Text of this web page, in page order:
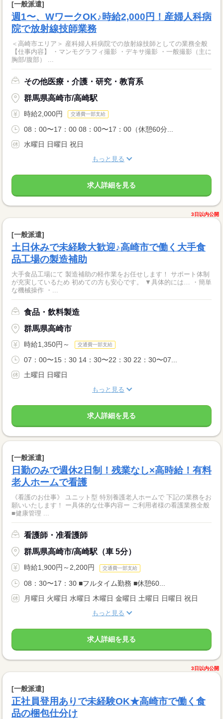
[一般派遣]
週1〜、WワークOK♪時給2,000円！産婦人科病
院で放射線技師業務
＜高崎市エリア＞ 産科婦人科病院での放射線技師としての業務全般
【仕事内容】 ・マンモグラフィ撮影 ・デキサ撮影 ・一般撮影（主に
胸部/腹部） ...
その他医療・介護・研究・教育系
群馬県高崎市/高崎駅
時給2,000円 交通費一部支給
08：00〜17：00 08：00〜17：00（休憩60分...
水曜日 日曜日 祝日
もっと見る
求人詳細を見る
3日以内公開
[一般派遣]
土日休みで未経験大歓迎♪高崎市で働く大手食
品工場の製造補助
大手食品工場にて 製造補助の軽作業をお任せします！ サポート体制
が充実しているため 初めての方も安心です。 ▼具体的には… ・簡単
な機械操作 ・...
食品・飲料製造
群馬県高崎市
時給1,350円～ 交通費一部支給
07：00〜15：30 14：30〜22：30 22：30〜07...
土曜日 日曜日
もっと見る
求人詳細を見る
[一般派遣]
日勤のみで週休2日制！残業なし×高時給！有料
老人ホームで看護
《看護のお仕事》 ユニット型 特別養護老人ホームで 下記の業務をお
願いいたします！ ー具体的な仕事内容ー ご利用者様の看護業務全般
■健康管理 ...
看護師・准看護師
群馬県高崎市/高崎駅（車 5分）
時給1,900円～2,200円 交通費一部支給
08：30〜17：30 ■フルタイム勤務 ■休憩60...
月曜日 火曜日 水曜日 木曜日 金曜日 土曜日 日曜日 祝日
もっと見る
求人詳細を見る
3日以内公開
[一般派遣]
正社員登用ありで未経験OK★高崎市で働く食
品の梱包仕分け